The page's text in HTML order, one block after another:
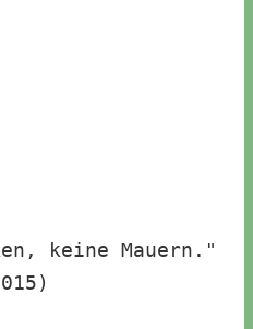
keine Mauern."